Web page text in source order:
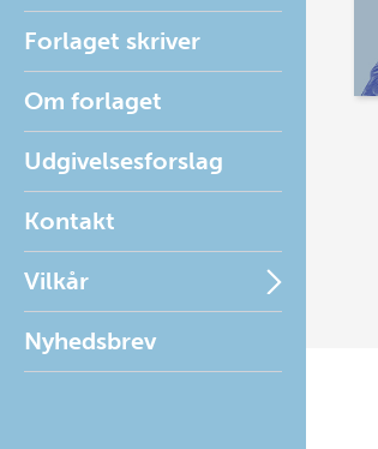
Forlaget skriver
Om forlaget
Udgivelsesforslag
Kontakt
Vilkår
Nyhedsbrev